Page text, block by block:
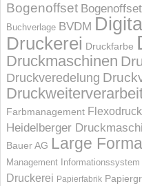
Bogenoffset
Buchverlage BVDM
Druckerei Druckfarbe
Druckmaschinen
Druckveredelung
Farbmanagement Flexodruck
Heidelberger
Bauer AG Large
Management Informations­system
Druckerei Papierfabrik